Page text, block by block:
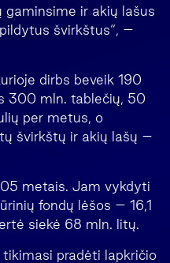
gaminsime ir akių lašus
švirkštus“, –
dirbs beveik 190
300 mln. tablečių, 50
per metus, o
švirkštų ir akių lašų –
metais. Jam vykdyti
fondų lėšos – 16,1
siekė 68 mln. litų.
pradėti lapkričio